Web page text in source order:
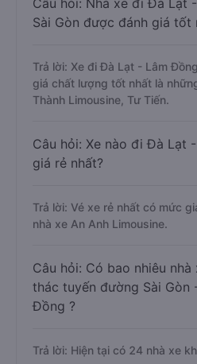
Câu hỏi: Nhà xe đi Đà Lạt
Sài Gòn được đánh giá tốt
Trả lời: Xe đi Đà Lạt - Lâm
giá chất lượng tốt nhất là
Thành Limousine, Tư Tiến.
Câu hỏi: Xe nào đi Đà Lạt
giá rẻ nhất?
Trả lời: Vé xe rẻ nhất có mức
nhà xe An Anh Limousine.
Câu hỏi: Có bao nhiêu nhà
thác tuyến đường Sài Gòn
Đồng ?
Trả lời: Hiện tại có 24 nhà xe